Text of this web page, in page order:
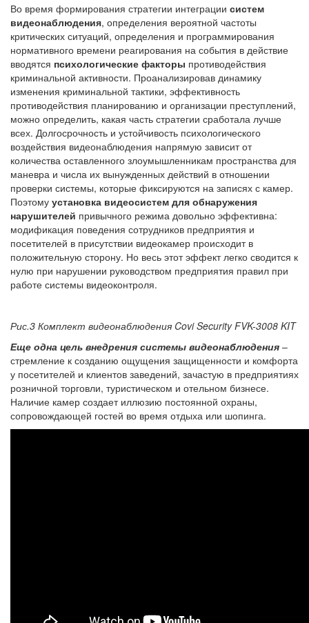
Во время формирования стратегии интеграции систем
видеонаблюдения, определения вероятной частоты
критических ситуаций, определения и программирования
нормативного времени реагирования на события в действие
вводятся психологические факторы противодействия
криминальной активности. Проанализировав динамику
изменения криминальной тактики, эффективность
противодействия планированию и организации преступлений,
можно определить, какая часть стратегии сработала лучше
всех. Долгосрочность и устойчивость психологического
воздействия видеонаблюдения напрямую зависит от
количества оставленного злоумышленникам пространства для
маневра и числа их вынужденных действий в отношении
проверки системы, которые фиксируются на записях с камер.
Поэтому установка видеосистем для обнаружения
нарушителей привычного режима довольно эффективна:
модификация поведения сотрудников предприятия и
посетителей в присутствии видеокамер происходит в
положительную сторону. Но весь этот эффект легко сводится к
нулю при нарушении руководством предприятия правил при
работе системы видеоконтроля.
Рис.3 Комплект видеонаблюдения Covi Security FVK-3008 KIT
Еще одна цель внедрения системы видеонаблюдения –
стремление к созданию ощущения защищенности и комфорта
у посетителей и клиентов заведений, зачастую в предприятиях
розничной торговли, туристическом и отельном бизнесе.
Наличие камер создает иллюзию постоянной охраны,
сопровождающей гостей во время отдыха или шопинга.